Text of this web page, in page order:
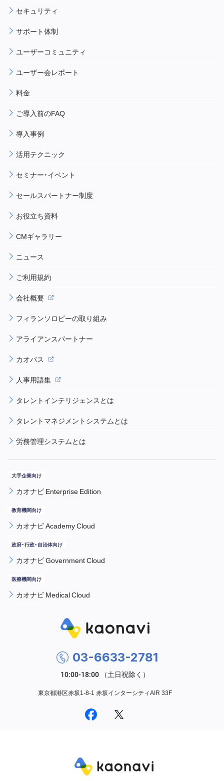
セキュリティ
サポート体制
ユーザーコミュニティ
ユーザー会レポート
料金
ご導入前のFAQ
導入事例
活用テクニック
セミナー・イベント
セールスパートナー制度
お役立ち資料
CMギャラリー
ニュース
ご利用規約
会社概要
フィランソロピーの取り組み
アライアンスパートナー
カオパス
人事用語集
タレントインテリジェンスとは
タレントマネジメントシステムとは
労務管理システムとは
カオナビ Enterprise Edition
カオナビ Academy Cloud
カオナビ Government Cloud
カオナビ Medical Cloud
03-6633-2781
東京都港区赤坂1-8-1 赤坂インターシティAIR 33F